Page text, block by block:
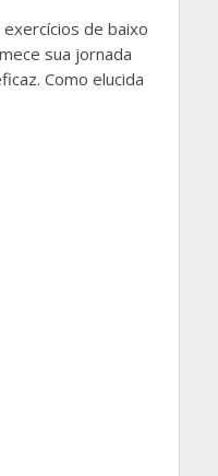
de baixo
sua jornada
Como elucida